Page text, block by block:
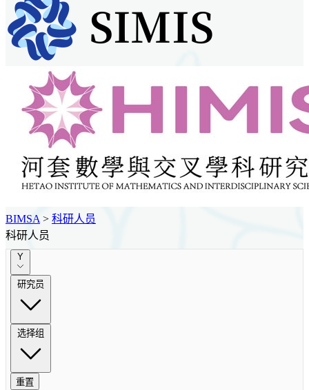
BIMSA > 科研人员
科研人员
Y
研究员
选择组
重置